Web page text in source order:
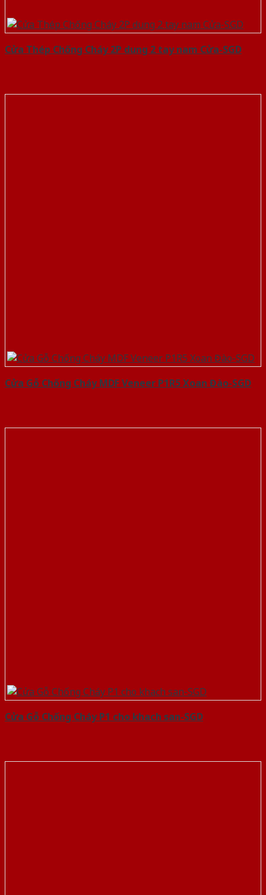
Cửa Thép Chống Cháy 2P dung 2 tay nam Cửa-SGD
Cửa Gỗ Chống Cháy MDF Veneer P1R5 Xoan Đào-SGD
Cửa Gỗ Chống Cháy P1 cho khach san-SGD